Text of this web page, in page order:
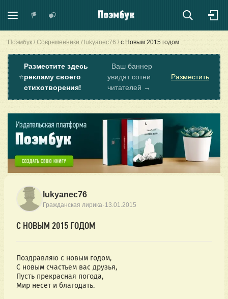
Поэмбук Современники lukyanec76 с Новым 2015 годом
⭐
Разместите здесь
рекламу своего
стихотворения!
Ваш баннер
увидят сотни
читателей →
Разместить
lukyanec76
Гражданская лирика· 13.01.2015
С НОВЫМ 2015 ГОДОМ
Поздравляю с новым годом,
С новым счастьем вас друзья,
Пусть прекрасная погода,
Мир несет и благодать.